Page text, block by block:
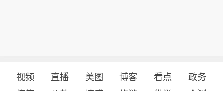
视频 直播 美图 博客 看点
政务